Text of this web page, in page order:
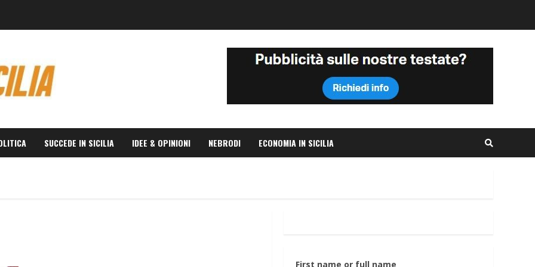
SUCCEDE IN SICILIA IDEE & OPINIONI NEBRODI ECONOMIA IN SICILIA
First name or full name